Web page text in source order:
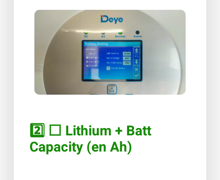
2️⃣ ⬜ Lithium + Batt
Capacity (en Ah)